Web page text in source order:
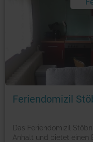
Feriendomizil
Das Feriendomizil
Anhalt und bietet einen